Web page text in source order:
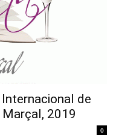
de
2019
0